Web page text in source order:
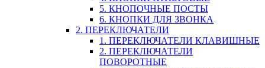
5. КНОПОЧНЫЕ ПОСТЫ
6. КНОПКИ ДЛЯ ЗВОНКА
2. ПЕРЕКЛЮЧАТЕЛИ
1. ПЕРЕКЛЮЧАТЕЛИ КЛАВИШНЫЕ
2. ПЕРЕКЛЮЧАТЕЛИ
ПОВОРОТНЫЕ